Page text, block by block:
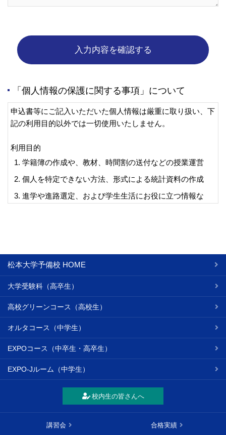
「個人情報の保護に関する事項」について
申込書等にご記入いただいた個人情報は厳重に取り扱い、下
記の利用目的以外では一切使用いたしません。
利用目的
学籍簿の作成や、教材、時間割の送付などの授業運営
個人を特定できない方法、形式による統計資料の作成
進学や進路選定、および学生生活にお役に立つ情報な
本件に関するお問い合わせ先
お申込窓口までお問合わせください。
松本大学予備校 HOME
大学受験科（高卒生）
高校グリーンコース（高校生）
オルタコース（中学生）
EXPOコース（中卒生・高卒生）
EXPO-Jルーム（中学生）
校内生の皆さんへ
講習会 合格実績